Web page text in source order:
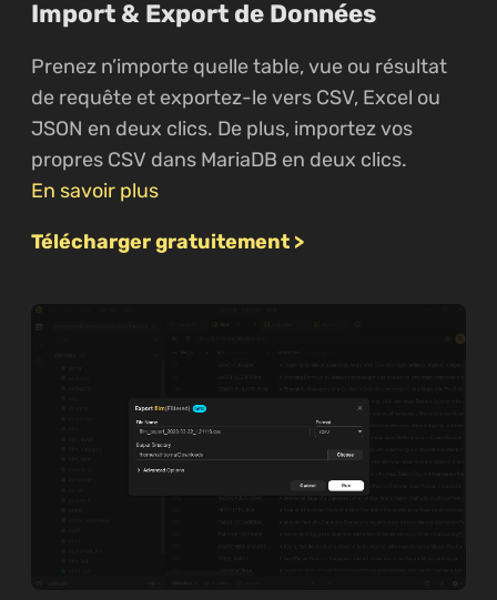
Import & Export de Données
Prenez n’importe quelle table, vue ou résultat
de requête et exportez-le vers CSV, Excel ou
JSON en deux clics. De plus, importez vos
propres CSV dans MariaDB en deux clics.
En savoir plus
Télécharger gratuitement >